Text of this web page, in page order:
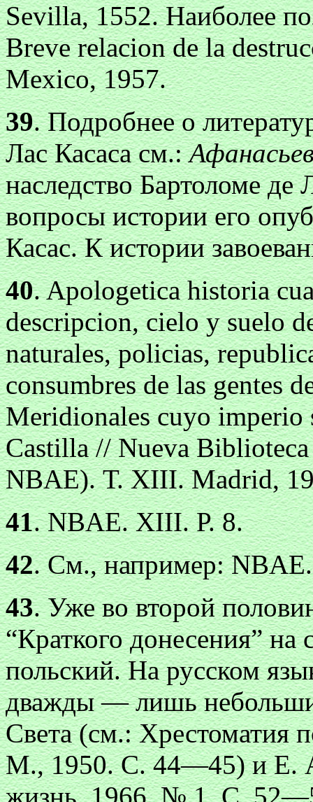
Sevilla, 1552. Наиболее
Breve relacion de la
Mexico, 1957.
39. Подробнее о
Лас Касаса см.:
наследство Бартоломе де
вопросы истории его
Касас. К истории
40. Apologetica historia
descripcion, cielo у suelo
naturales, policias,
consumbres de las gentes
Meridionales cuyo imperio
Castilla // Nueva Biblioteca
NBAE). Т. XIII. Madrid,
41. NBAE. XIII. Р. 8.
42. См., например:
43. Уже во второй
“Краткого донесения”
польский. На русском
дважды — лишь
Света (см.: Хрестоматия
М., 1950. С. 44—45) и Е.